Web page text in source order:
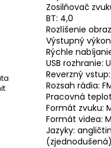
Zosilňovač
BT: 4,0
Rozlíšenie
Výstupný
Rýchle
USB rozhranie:
Reverzný vstup:
Rozsah rádia:
Pracovná
Formát zvuku:
Formát videa:
Jazyky: